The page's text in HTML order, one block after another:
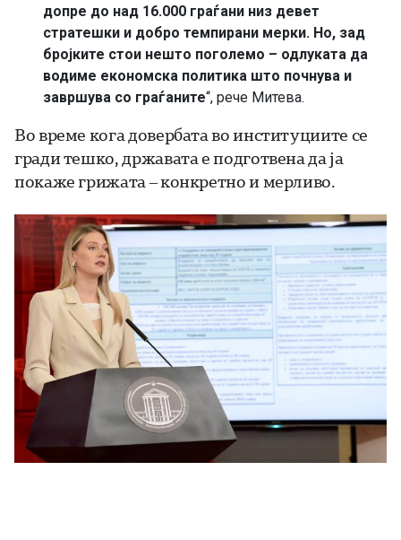
допре до над 16.000 граѓани низ девет
стратешки и добро темпирани мерки. Но, зад
бројките стои нешто поголемо – одлуката да
водиме економска политика што почнува и
завршува со граѓаните“, рече Митева.
Во време кога довербата во институциите се
гради тешко, државата е подготвена да ја
покаже грижата – конкретно и мерливо.